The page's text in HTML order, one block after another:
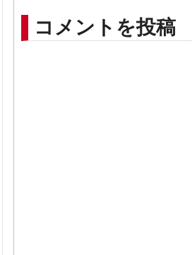
コメントを投稿